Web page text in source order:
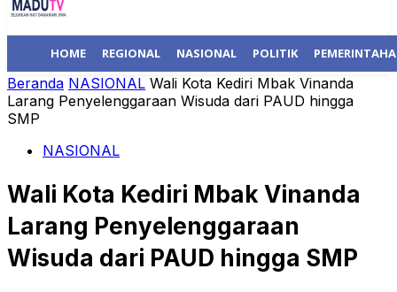
HOME REGIONAL NASIONAL POLITIK
Beranda NASIONAL Wali Kota Kediri Mbak Vinanda
Larang Penyelenggaraan Wisuda dari PAUD hingga
SMP
NASIONAL
Wali Kota Kediri Mbak Vinanda
Larang Penyelenggaraan
Wisuda dari PAUD hingga SMP